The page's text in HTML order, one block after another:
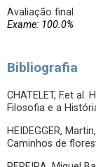
Avaliação final
Exame: 100.0%
Bibliografia
CHATELET, F.et
Filosofia e a
HEIDEGGER,
Caminhos de